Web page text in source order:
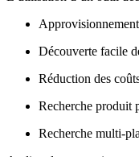
Découverte facile
Réduction des
Recherche produit
Recherche multi-